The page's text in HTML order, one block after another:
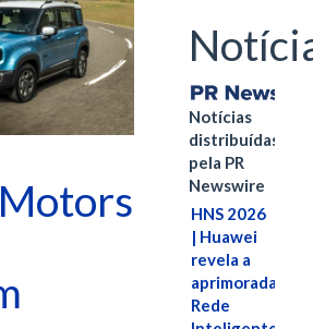
Notícias
distribuídas
pela PR
Newswire
HNS 2026
| Huawei
revela a
aprimorada
Rede